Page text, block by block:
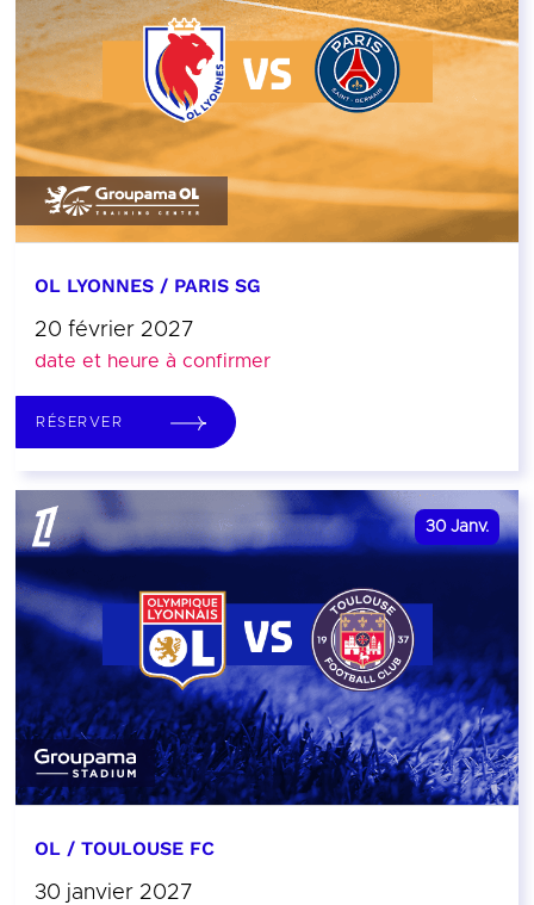
OL LYONNES / PARIS SG
20 février 2027
date et heure à confirmer
RÉSERVER
30 Janv.
OL / TOULOUSE FC
30 janvier 2027